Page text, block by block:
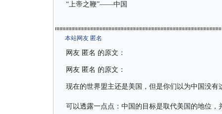
“上帝之鞭”——中国
本站网友 匿名
网友 匿名 的原文：
网友 匿名 的原文：
现在的世界盟主还是美国，但是你们以为中国没有
可以透露一点点：中国的目标是取代美国的地位，